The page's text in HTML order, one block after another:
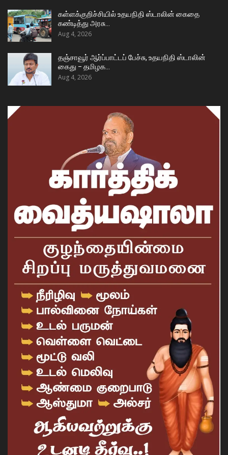
கள்ளக்குறிச்சியில் உதயநிதி ஸ்டாலின் கைதை
கண்டித்து அரசு…
Aug 4, 2026
தஞ்சாவூர் ஆர்ப்பாட்டப் பேச்சு, உதயநிதி ஸ்டாலின்
கைது – தமிழக…
Aug 4, 2026